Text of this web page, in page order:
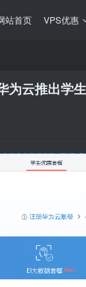
站首页 VPS优惠
为云推出学